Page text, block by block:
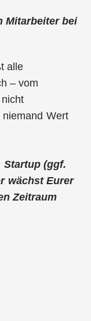
Mitarbeiter bei
alle
– vom
Wert
Startup (ggf.
wächst Eurer
Zeitraum